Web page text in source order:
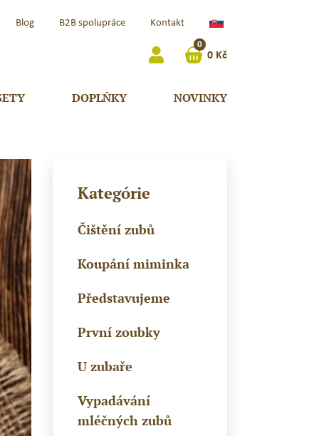
Blog B2B spolupráce Kontakt
0
0 Kč
DOPLŇKY NOVINKY
Kategórie
Čištění zubů
Koupání miminka
Představujeme
První zoubky
U zubaře
Vypadávání
mléčných zubů